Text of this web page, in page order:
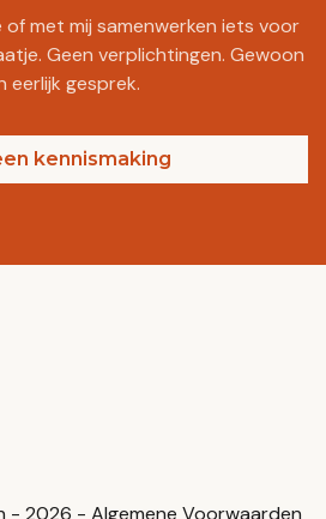
met mij samenwerken iets voor
Geen verplichtingen. Gewoon
eerlijk gesprek.
kennismaking
- 2026 - Algemene Voorwaarden